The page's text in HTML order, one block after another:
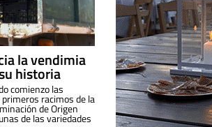
la vendimia
historia
comienzo las
racimos de la
de Origen
de las variedades